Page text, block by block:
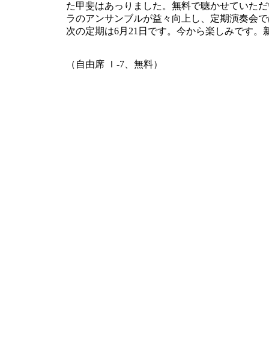
た甲斐はあっりました。無料で聴かせていた
ラのアンサンブルが益々向上し、定期演奏会
次の定期は6月21日です。今から楽しみです
（自由席 Ｉ-7、無料）